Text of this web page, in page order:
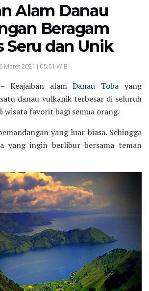
Alam Danau
Beragam
Seru dan Unik
Maret 2021 | 05:51 WIB
– Keajaiban alamDanau Toba yang
danau vulkanik terbesar di seluruh
wisata favorit bagi semua orang.
yang luar biasa. Sehingga
yang ingin berlibur bersama teman